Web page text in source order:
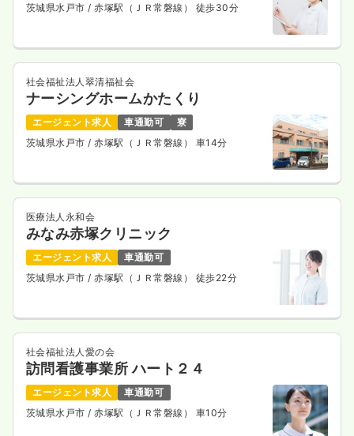
茨城県水戸市 / 赤塚駅（ＪＲ常磐線） 徒歩30分
社会福祉法人翠清福祉会
ナーシングホームかたくり
エージェント求人 車通勤可
寮
茨城県水戸市 / 赤塚駅（ＪＲ常磐線） 車14分
医療法人永和会
みなみ赤塚クリニック
エージェント求人
車通勤可
茨城県水戸市 / 赤塚駅（ＪＲ常磐線） 徒歩22分
社会福祉法人愛の会
訪問看護事業所 ハート２４
エージェント求人
車通勤可
茨城県水戸市 / 赤塚駅（ＪＲ常磐線） 車10分